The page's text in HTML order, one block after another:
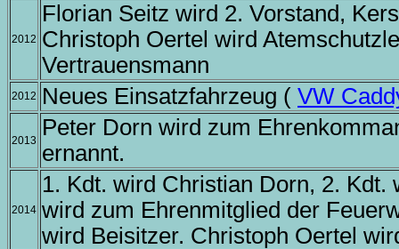
2012
Florian Seitz wird 2. Vorstand,
Christoph Oertel wird
Vertrauensmann
2012 Neues Einsatzfahrzeug ( VW
2013
Peter Dorn wird zum
ernannt.
2014
1. Kdt. wird Christian Dorn, 2.
wird zum Ehrenmitglied der
wird Beisitzer. Christoph Oertel